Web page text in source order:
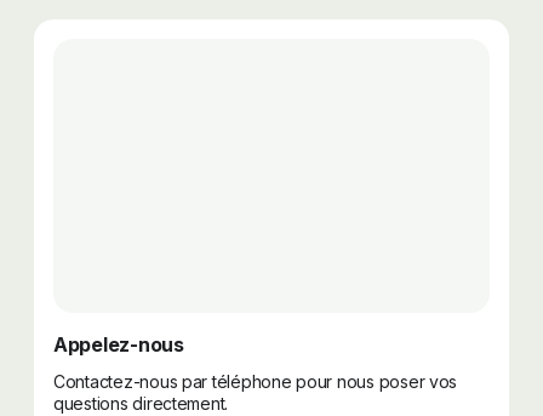
Appelez-nous
Contactez-nous par téléphone pour nous poser vos
questions directement.